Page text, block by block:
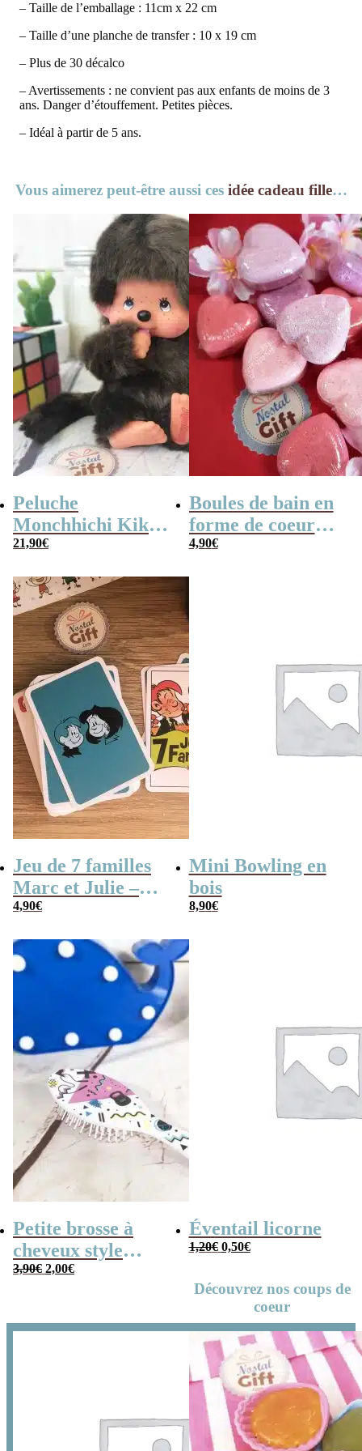
– Taille de l’emballage : 11cm x 22 cm
– Taille d’une planche de transfer : 10 x 19 cm
– Plus de 30 décalco
– Avertissements : ne convient pas aux enfants de moins de 3
ans. Danger d’étouffement. Petites pièces.
– Idéal à partir de 5 ans.
Vous aimerez peut-être aussi ces idée cadeau fille…
Peluche
Monchhichi Kiki
l’original (20 cm)
21,90€
Boules de bain en
forme de coeur
x10
4,90€
Jeu de 7 familles
Marc et Julie –
Les meilleures
4,90€
Mini Bowling en
bois
8,90€
Petite brosse à
cheveux style
années 80
3,90€ Le
prix
2,00€Le
prix
Éventail licorne
1,20€ Le
prix
0,50€Le
prix
Découvrez nos coups de
coeur